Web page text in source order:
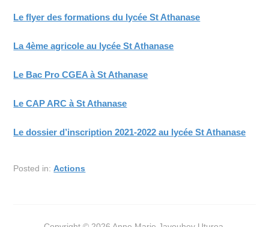
Le flyer des formations du lycée St Athanase
La 4ème agricole au lycée St Athanase
Le Bac Pro CGEA à St Athanase
Le CAP ARC à St Athanase
Le dossier d’inscription 2021-2022 au lycée St Athanase
Posted in:Actions